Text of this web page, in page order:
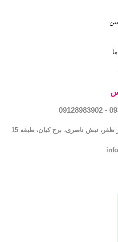
ظفر، نبش ناصری، برج کیان، طبقه 15